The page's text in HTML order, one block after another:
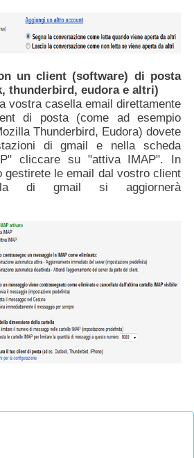
un client (software) di posta
thunderbird, eudora e altri)
vostra casella email direttamente
di posta (come ad esempio
Thunderbird, Eudora) dovete
di gmail e nella scheda
cliccare su "attiva IMAP". In
gestirete le email dal vostro client
di gmail si aggiornerà